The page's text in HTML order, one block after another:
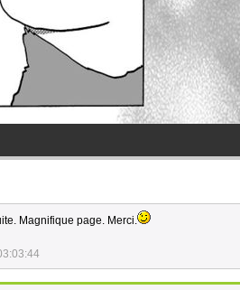
Magnifique page. Merci.